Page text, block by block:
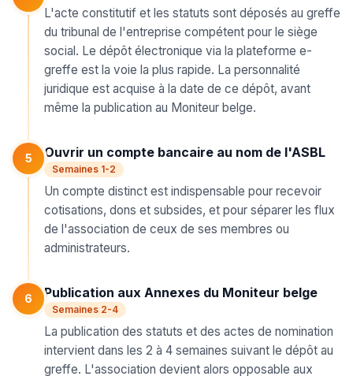
L'acte constitutif et les statuts sont déposés au greffe
du tribunal de l'entreprise compétent pour le siège
social. Le dépôt électronique via la plateforme e-
greffe est la voie la plus rapide. La personnalité
juridique est acquise à la date de ce dépôt, avant
même la publication au Moniteur belge.
5 Ouvrir un compte bancaire au nom de l'ASBL
Semaines 1-2
Un compte distinct est indispensable pour recevoir
cotisations, dons et subsides, et pour séparer les flux
de l'association de ceux de ses membres ou
administrateurs.
6 Publication aux Annexes du Moniteur belge
Semaines 2-4
La publication des statuts et des actes de nomination
intervient dans les 2 à 4 semaines suivant le dépôt au
greffe. L'association devient alors opposable aux